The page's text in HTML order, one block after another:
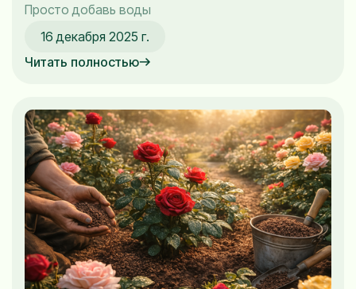
Просто добавь воды
16 декабря 2025 г.
Читать полностью